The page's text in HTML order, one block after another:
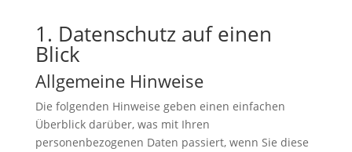
1. Datenschutz auf einen
Blick
Allgemeine Hinweise
Die folgenden Hinweise geben einen einfachen
Überblick darüber, was mit Ihren
personenbezogenen Daten passiert, wenn Sie diese